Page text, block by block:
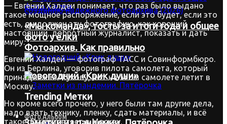
«Мы команда», тосты за итоги года и общее
фото у ёлки
Новогодний «Крик души»
Trending Метки
Фото.Альбом
Фотоархив. Как правильно
— Евгений Халдеи понимает, что раз было выдано
такое мощное распоряжение, если это будет, если это
есть, он должен эту фотографию, как хороший
настоящий, добротный журналист, показать и дать
миру.
Евгений Халдей — фотограф ТАСС и Совинформбюро.
Он из Берлина, уговорив пилота самолета, который
принадлежал Жукову, вот на этом самолете летит в
Москву.
Но кроме всего прочего, у него были там другие дела,
надо взять технику, пленку, сдать материалы, и всё
такое. Он прилетает в Москву.